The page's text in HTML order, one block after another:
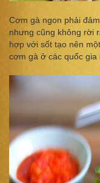
Cơm gà ngon phải
nhưng cũng không rời
hợp với sốt tạo nên
cơm gà ở các quốc gia